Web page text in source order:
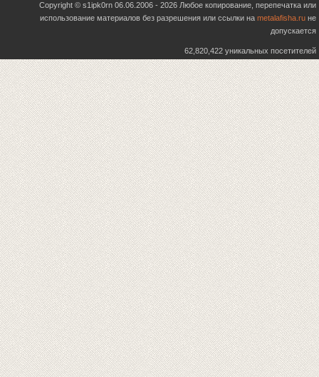
Copyright © s1ipk0rn 06.06.2006 - 2026 Любое копирование, перепечатка или
использование материалов без разрешения или ссылки на metalafisha.ru не
допускается
62,820,422 уникальных посетителей